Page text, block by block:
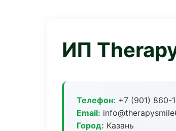
ИП
Телефон: +7 (901) 860-
Email:
Город: Казань